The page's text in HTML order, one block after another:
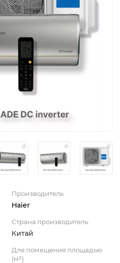
Производитель
Haier
Страна производитель
Китай
Для помещения площадью
(м²)